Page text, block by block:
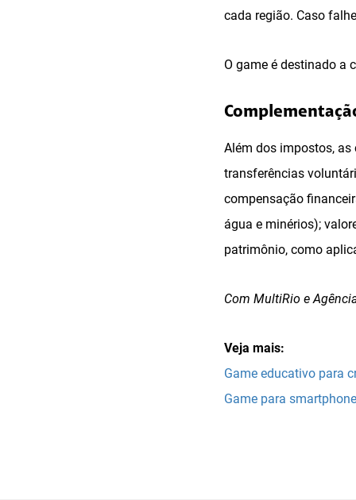
cada região. Caso
O game é destinado a
Além dos impostos,
transferências
compensação
água e minérios);
patrimônio, como
Com MultiRio e
Veja mais:
Game educativo para
Game para